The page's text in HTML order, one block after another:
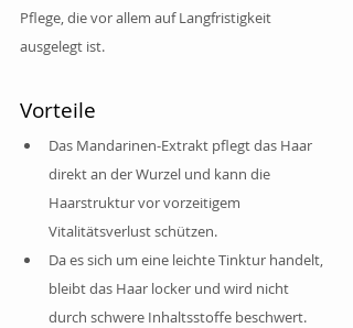
Pflege, die vor allem auf Langfristigkeit
ausgelegt ist.
Vorteile
Das Mandarinen-Extrakt pflegt das Haar
direkt an der Wurzel und kann die
Haarstruktur vor vorzeitigem
Vitalitätsverlust schützen.
Da es sich um eine leichte Tinktur handelt,
bleibt das Haar locker und wird nicht
durch schwere Inhaltsstoffe beschwert.